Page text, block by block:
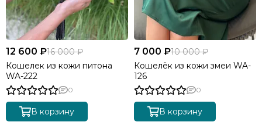
12 600 ₽16 000 ₽
Кошелек из кожи питона
WA-222
0
В корзину
7 000 ₽10 000 ₽
Кошелёк из кожи змеи WA-
126
0
В корзину